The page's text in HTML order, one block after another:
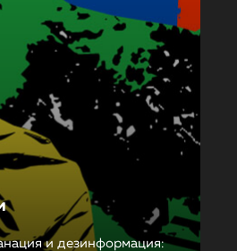
и дезинформация: